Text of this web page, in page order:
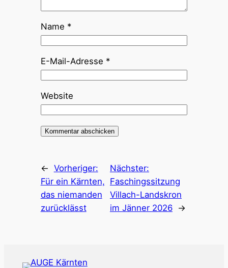
Name *
E-Mail-Adresse *
Website
← Vorheriger:
Für ein Kärnten,
das niemanden
zurücklässt
Nächster:
Faschingssitzung
Villach-Landskron
im Jänner 2026
→